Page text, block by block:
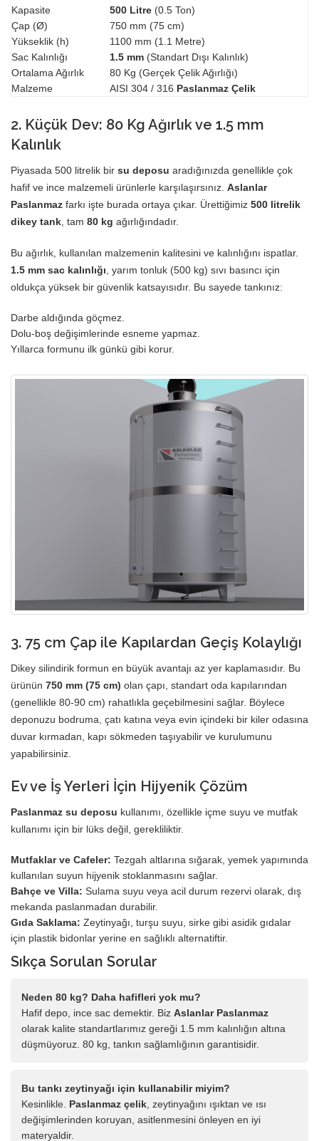
Kapasite
500 Litre (0.5 Ton)
Çap (Ø)
750 mm (75 cm)
Yükseklik (h)
1100 mm (1.1 Metre)
Sac Kalınlığı
1.5 mm (Standart Dışı Kalınlık)
Ortalama Ağırlık
80 Kg (Gerçek Çelik Ağırlığı)
Malzeme
AISI 304 / 316 Paslanmaz Çelik
2. Küçük Dev: 80 Kg Ağırlık ve 1.5 mm
Kalınlık
Piyasada 500 litrelik bir su deposu aradığınızda genellikle çok
hafif ve ince malzemeli ürünlerle karşılaşırsınız. Aslanlar
Paslanmaz farkı işte burada ortaya çıkar. Ürettiğimiz 500 litrelik
dikey tank , tam 80 kg ağırlığındadır.
Bu ağırlık, kullanılan malzemenin kalitesini ve kalınlığını ispatlar.
1.5 mm sac kalınlığı , yarım tonluk (500 kg) sıvı basıncı için
oldukça yüksek bir güvenlik katsayısıdır. Bu sayede tankınız:
Darbe aldığında göçmez.
Dolu-boş değişimlerinde esneme yapmaz.
Yıllarca formunu ilk günkü gibi korur.
3. 75 cm Çap ile Kapılardan Geçiş Kolaylığı
Dikey silindirik formun en büyük avantajı az yer kaplamasıdır. Bu
ürünün 750 mm (75 cm) olan çapı, standart oda kapılarından
(genellikle 80-90 cm) rahatlıkla geçebilmesini sağlar. Böylece
deponuzu bodruma, çatı katına veya evin içindeki bir kiler odasına
duvar kırmadan, kapı sökmeden taşıyabilir ve kurulumunu
yapabilirsiniz.
Ev ve İş Yerleri İçin Hijyenik Çözüm
Paslanmaz su deposu kullanımı, özellikle içme suyu ve mutfak
kullanımı için bir lüks değil, gerekliliktir.
Mutfaklar ve Cafeler: Tezgah altlarına sığarak, yemek yapımında
kullanılan suyun hijyenik stoklanmasını sağlar.
Bahçe ve Villa: Sulama suyu veya acil durum rezervi olarak, dış
mekanda paslanmadan durabilir.
Gıda Saklama: Zeytinyağı, turşu suyu, sirke gibi asidik gıdalar
için plastik bidonlar yerine en sağlıklı alternatiftir.
Sıkça Sorulan Sorular
Neden 80 kg? Daha hafifleri yok mu?
Hafif depo, ince sac demektir. Biz Aslanlar Paslanmaz
olarak kalite standartlarımız gereği 1.5 mm kalınlığın altına
düşmüyoruz. 80 kg, tankın sağlamlığının garantisidir.
Bu tankı zeytinyağı için kullanabilir miyim?
Kesinlikle. Paslanmaz çelik , zeytinyağını ışıktan ve ısı
değişimlerinden koruyan, asitlenmesini önleyen en iyi
materyaldir.